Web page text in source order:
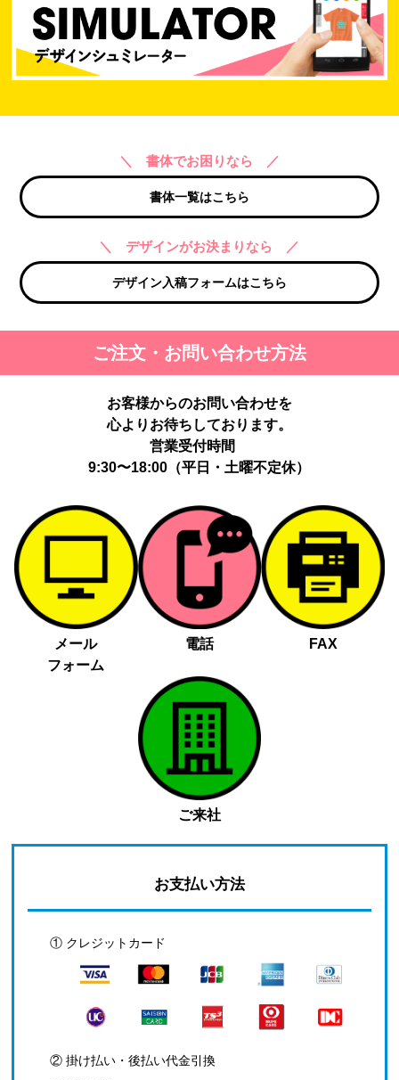
＼ 書体でお困りなら ／
書体一覧はこちら
＼ デザインがお決まりなら ／
デザイン入稿フォームはこちら
ご注文・お問い合わせ方法
お客様からのお問い合わせを
心よりお待ちしております。
営業受付時間
9:30〜18:00（平日・土曜不定休）
メール
フォーム
電話 FAX
ご来社
お支払い方法
① クレジットカード
② 掛け払い・後払い代金引換